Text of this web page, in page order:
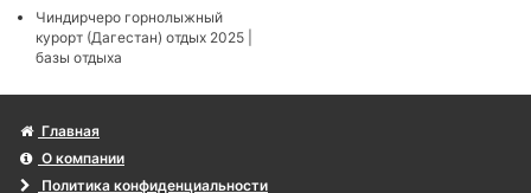
Чиндирчеро горнолыжный
курорт (Дагестан) отдых 2025 |
базы отдыха
Главная
О компании
Политика конфиденциальности